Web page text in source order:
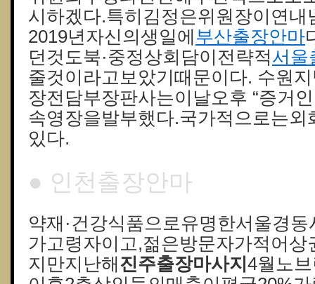
시하겠다.특히김정은위원장이연내
2019년자신의생일에 부산출장안마
던것도북·중정상회담이전략적서울
줄것이라고보았기때문이다. 수원
장전담부장판사는이날오후 “증거
속영장을발부했다.국가적으로는
있다.
● 인천출장안마
약재·건강식품으로유명한서울경
가고령자이고,젊은방문자가적어상
지만지난해 진주출장마사지 4월노